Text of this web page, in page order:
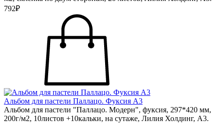
792₽
Альбом для пастели Паллацо. Фуксия А3
Альбом для пастели "Паллацо. Модерн", фуксия, 297*420 мм,
200г/м2, 10листов +10кальки, на сутаже, Лилия Холдинг, А3.